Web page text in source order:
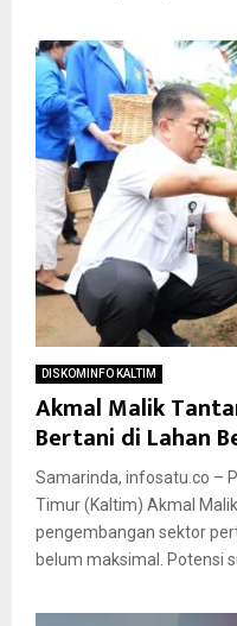
DISKOMINFO KALTIM
Akmal Malik
Bertani di Lahan
Samarinda, infosatu.co –
Timur (Kaltim) Akmal
pengembangan sektor
belum maksimal. Potensi